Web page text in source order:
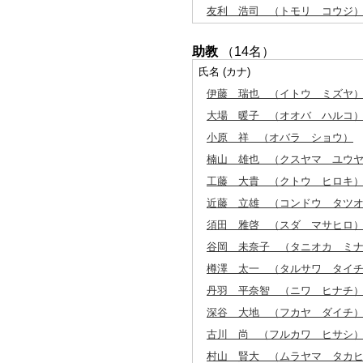
友利 浩司
（トモリ コウジ）
助教 （14名）
氏名 (カナ)
伊藤 瑞也
（イトウ ミズヤ）
大場 暖子
（オオバ ハルコ）
小原 祥
（オバラ ショウ）
楠山 雄也
（クスヤマ ユウヤ
工藤 大貴
（クトウ ヒロキ）
近藤 立雄
（コンドウ タツオ
須田 雅啓
（スダ マサヒロ）
谷岡 未奈子
（タニオカ ミナ
樽澤 太一
（タルサワ タイチ
丹羽 平奈智
（ニワ ヒナチ）
深谷 大地
（フカヤ ダイチ）
古川 尚
（フルカワ ヒサシ）
村山 賢大
（ムラヤマ タカヒ